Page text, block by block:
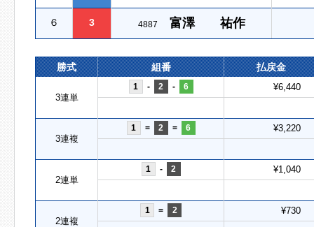
６ 3 4887 富澤 祐作
勝式 組番 払戻金
3連単
1 - 2 - 6 ¥6,440
3連複
1 = 2 = 6 ¥3,220
2連単
1 - 2 ¥1,040
2連複
1 = 2 ¥730